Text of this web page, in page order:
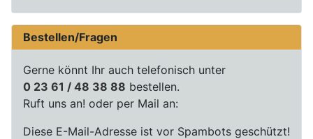
Bestellen/Fragen
Gerne könnt Ihr auch telefonisch unter
0 23 61 / 48 38 88 bestellen.
Ruft uns an! oder per Mail an:
Diese E-Mail-Adresse ist vor Spambots geschützt!